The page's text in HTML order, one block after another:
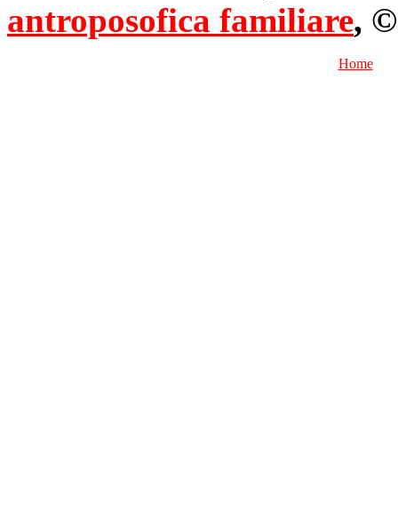
antroposofica familiare,
Home